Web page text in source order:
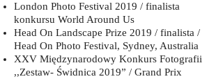
London Photo Festival 2019 / finalista
konkursu World Around Us
Head On Landscape Prize 2019 / finalista /
Head On Photo Festival, Sydney, Australia
XXV Międzynarodowy Konkurs Fotografii
,,Zestaw- Świdnica 2019” / Grand Prix